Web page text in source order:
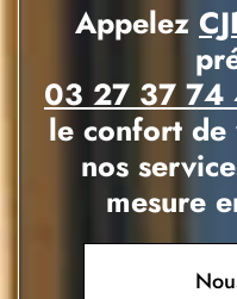
Appelez
03 27 37 74
le confort de
nos
mesure